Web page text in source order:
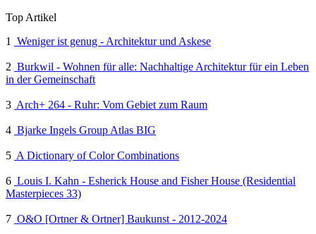
Top Artikel
1
Weniger ist genug - Architektur und Askese
2 Burkwil - Wohnen für alle: Nachhaltige Architektur für ein Leben
in der Gemeinschaft
3 Arch+ 264 - Ruhr: Vom Gebiet zum Raum
4 Bjarke Ingels Group Atlas BIG
5 A Dictionary of Color Combinations
6 Louis I. Kahn - Esherick House and Fisher House (Residential
Masterpieces 33)
7 O&O [Ortner & Ortner] Baukunst - 2012-2024